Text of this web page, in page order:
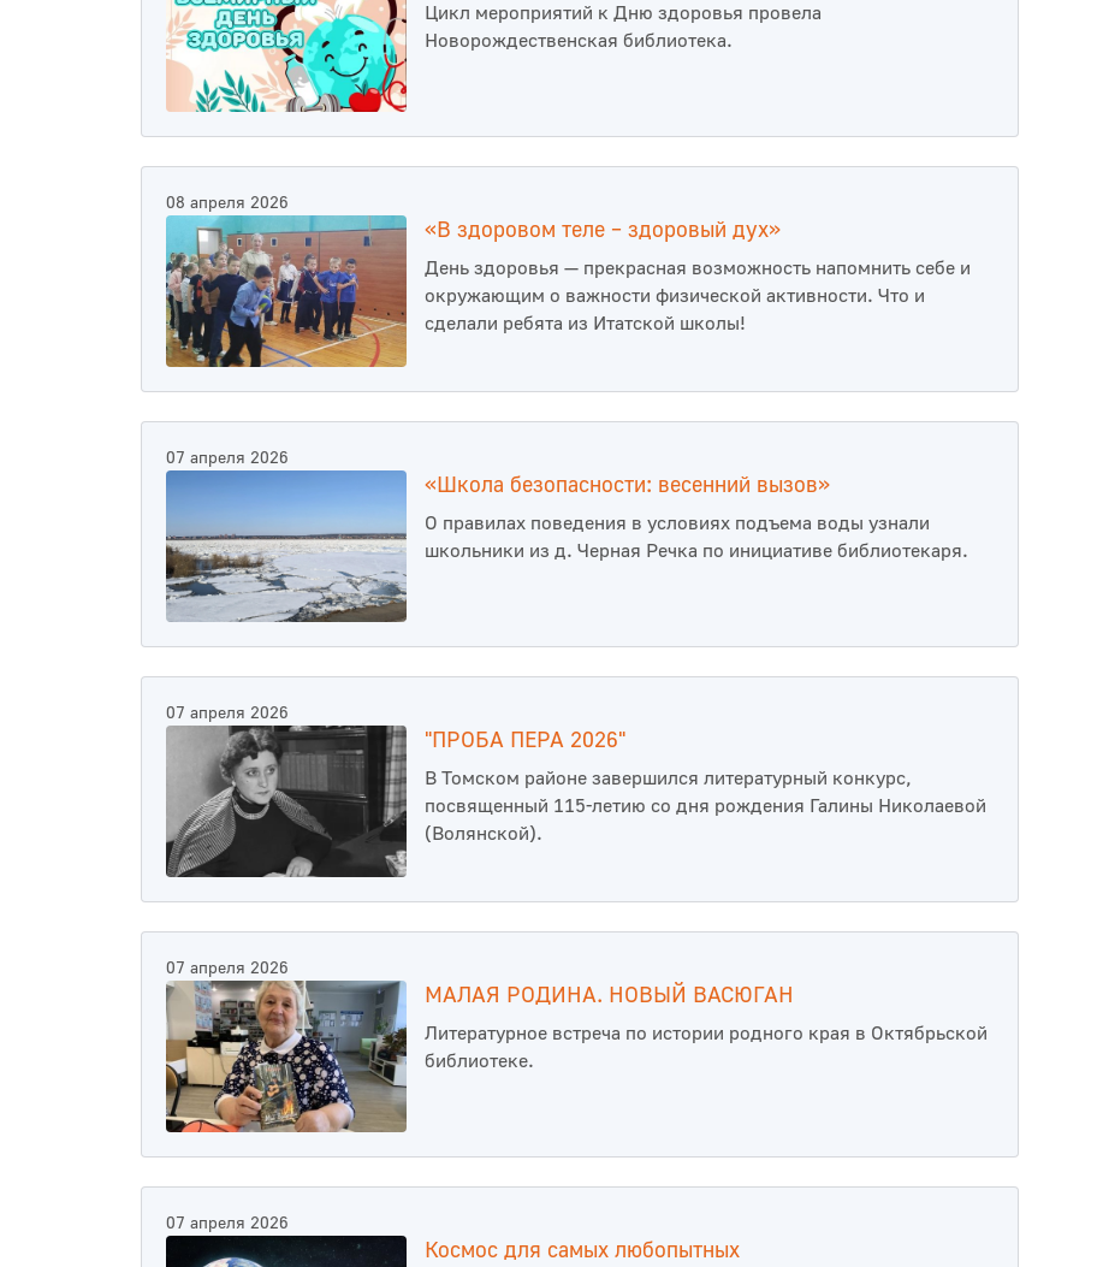
Цикл мероприятий к Дню здоровья провела
Новорождественская библиотека.
08 апреля 2026
«В здоровом теле – здоровый дух»
День здоровья — прекрасная возможность напомнить себе и
окружающим о важности физической активности. Что и
сделали ребята из Итатской школы!
07 апреля 2026
«Школа безопасности: весенний вызов»
О правилах поведения в условиях подъема воды узнали
школьники из д. Черная Речка по инициативе библиотекаря.
07 апреля 2026
"ПРОБА ПЕРА 2026"
В Томском районе завершился литературный конкурс,
посвященный 115-летию со дня рождения Галины Николаевой
(Волянской).
07 апреля 2026
МАЛАЯ РОДИНА. НОВЫЙ ВАСЮГАН
Литературное встреча по истории родного края в Октябрьской
библиотеке.
07 апреля 2026
Космос для самых любопытных